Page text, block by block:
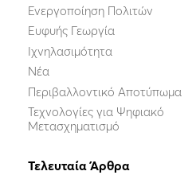
Ενεργοποίηση Πολιτών
Ευφυής Γεωργία
Ιχνηλασιμότητα
Νέα
Περιβαλλοντικό Αποτύπωμα
Τεχνολογίες για Ψηφιακό
Μετασχηματισμό
Τελευταία Άρθρα